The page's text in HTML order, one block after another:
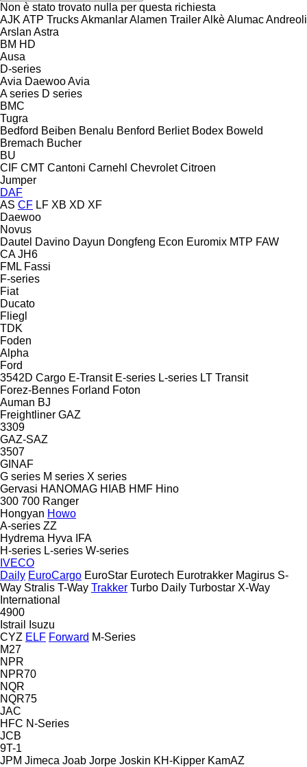
Non è stato trovato nulla per questa richiesta
AJK ATP TrucksAkmanlarAlamen TrailerAlkèAlumacAndreoli
Arslan Astra
BM HD
Ausa
D-series
Avia DaewooAvia
A series D series
BMC
Tugra
Bedford Beiben Benalu Benford Berliet Bodex Boweld
Bremach Bucher
BU
CIF CMT Cantoni Carnehl Chevrolet Citroen
Jumper
DAF
AS CF LF XB XD XF
Daewoo
Novus
Dautel Davino Dayun Dongfeng Econ Euromix MTP FAW
CA JH6
FML Fassi
F-series
Fiat
Ducato
Fliegl
TDK
Foden
Alpha
Ford
3542D Cargo E-Transit E-series L-series LT Transit
Forez-Bennes Forland Foton
Auman BJ
Freightliner GAZ
3309
GAZ-SAZ
3507
GINAF
G series M series X series
Gervasi HANOMAG HIAB HMF Hino
300 700 Ranger
Hongyan Howo
A-series ZZ
Hydrema Hyva
IFA
H-series L-series W-series
IVECO
Daily EuroCargo EuroStar Eurotech Eurotrakker Magirus S-
Way Stralis T-Way Trakker Turbo Daily Turbostar X-Way
International
4900
Istrail
Isuzu
CYZ ELF Forward M-Series
M27
NPR
NPR70
NQR
NQR75
JAC
HFC N-Series
JCB
9T-1
JPM Jimeca Joab Jorpe Joskin KH-Kipper KamAZ